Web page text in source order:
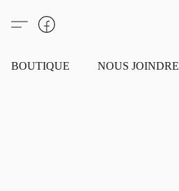
BOUTIQUE NOUS JOINDRE